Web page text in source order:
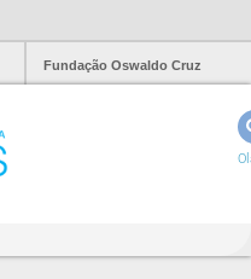
Fundação Oswaldo Cruz